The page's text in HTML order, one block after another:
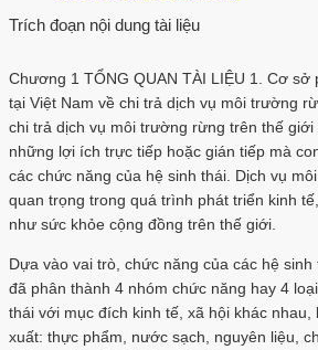
Trích đoạn nội dung tài liệu
Chương 1 TỔNG QUAN TÀI LIỆU 1. Cơ sở
tại Việt Nam về chi trả dịch vụ môi trường
chi trả dịch vụ môi trường rừng trên thế
những lợi ích trực tiếp hoặc gián tiếp mà
các chức năng của hệ sinh thái. Dịch vụ
quan trọng trong quá trình phát triển kinh
như sức khỏe cộng đồng trên thế giới.
Dựa vào vai trò, chức năng của các hệ
đã phân thành 4 nhóm chức năng hay 4
thái với mục đích kinh tế, xã hội khác nhau,
xuất: thực phẩm, nước sạch, nguyên liệu,